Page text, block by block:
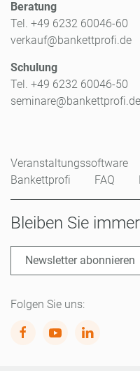
Beratung
Tel. +49 6232 60046-60
verkauf@bankettprofi.de
Schulung
Tel. +49 6232 60046-50
seminare@bankettprofi.de
Veranstaltungssoftware
Bankettprofi
FAQ
Bleiben Sie
Newsletter abonnieren
Folgen Sie uns: